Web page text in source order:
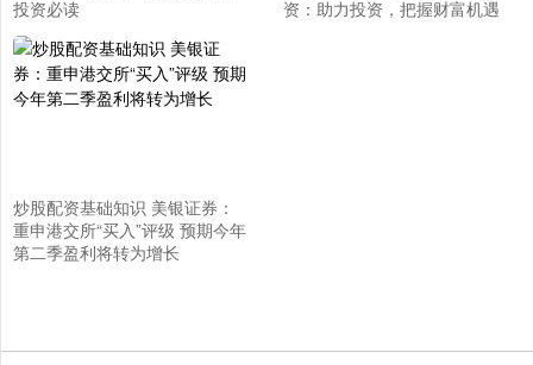
投资必读
资：助力投资，把握财富机遇
炒股配资基础知识 美银证券：
重申港交所“买入”评级 预期今年
第二季盈利将转为增长